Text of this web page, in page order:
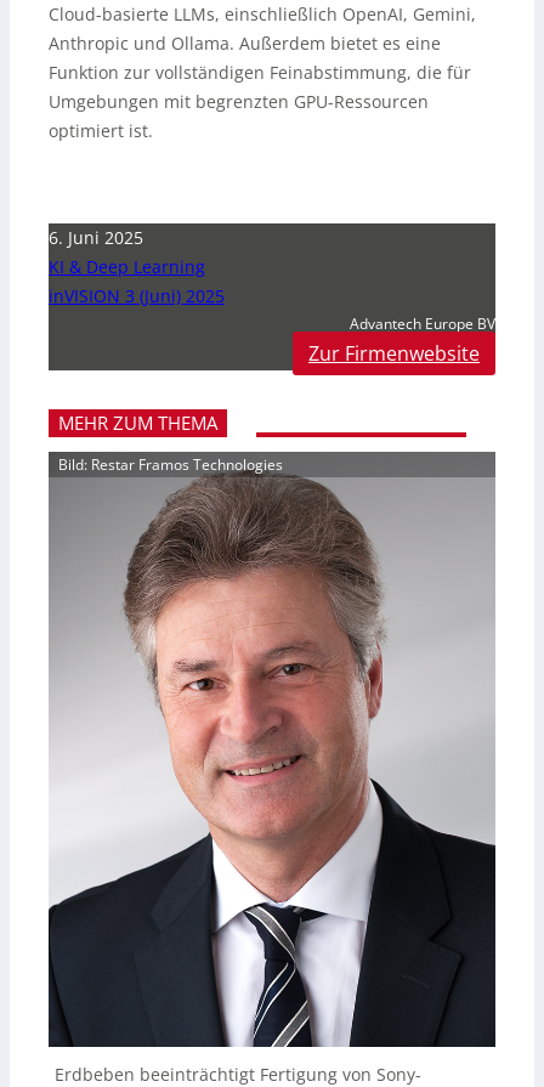
Cloud-basierte LLMs, einschließlich OpenAI, Gemini,
Anthropic und Ollama. Außerdem bietet es eine
Funktion zur vollständigen Feinabstimmung, die für
Umgebungen mit begrenzten GPU-Ressourcen
optimiert ist.
6. Juni 2025
KI & Deep Learning
inVISION 3 (Juni) 2025
Advantech Europe BV
Zur Firmenwebsite
MEHR ZUM THEMA
Bild: Restar Framos Technologies
Erdbeben beeinträchtigt Fertigung von Sony-